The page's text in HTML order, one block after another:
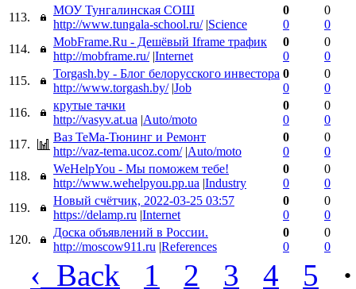
113.
МОУ Тунгалинская СОШ
http://www.tungala-school.ru/ |Science
0
0
0
0
114.
MobFrame.Ru - Дешёвый Iframe трафик
http://mobframe.ru/ |Internet
0
0
0
0
115.
Torgash.by - Блог белорусского инвестора
http://www.torgash.by/ |Job
0
0
0
0
116.
крутые тачки
http://vasyv.at.ua |Auto/moto
0
0
0
0
117.
Ваз ТеМа-Тюнинг и Ремонт
http://vaz-tema.ucoz.com/ |Auto/moto
0
0
0
0
118.
WeHelpYou - Мы поможем тебе!
http://www.wehelpyou.pp.ua |Industry
0
0
0
0
119.
Новый счётчик, 2022-03-25 03:57
https://delamp.ru |Internet
0
0
0
0
120.
Доска объявлений в России.
http://moscow911.ru |References
0
0
0
0
‹ Back 1 2 3 4 5